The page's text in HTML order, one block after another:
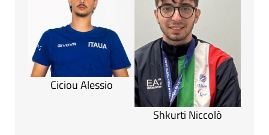
Ciciou Alessio
Shkurti Niccolò